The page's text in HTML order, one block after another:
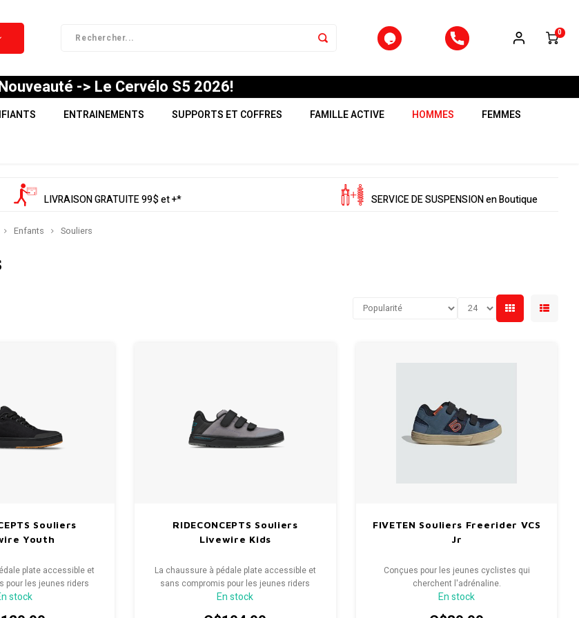
0
-> Le Cervélo S5 2026!
ENTRAINEMENTS SUPPORTS ET COFFRES FAMILLE ACTIVE HOMMES FEMMES
LIVRAISON GRATUITE 99$ et +* SERVICE DE SUSPENSION en Boutique
Enfants Souliers
Souliers
Youth
plate accessible et
pour les jeunes riders
stock
RIDECONCEPTS Souliers
Livewire Kids
La chaussure à pédale plate accessible et
sans compromis pour les jeunes riders
En stock
FIVETEN Souliers Freerider VCS
Jr
Conçues pour les jeunes cyclistes qui
cherchent l'adrénaline.
En stock